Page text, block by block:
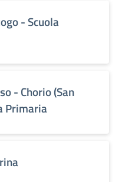
- Scuola
- Chorio (San
Primaria